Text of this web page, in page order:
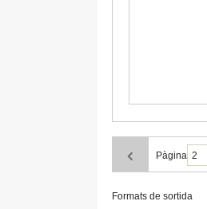
Pàgina
Formats de sortida